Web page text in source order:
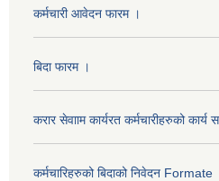
कर्मचारी आवेदन फारम ।
बिदा फारम ।
करार सेवााम कार्यरत कर्मचारीहरुको
कर्मचारिहरुको बिदाको निवेदन Formate